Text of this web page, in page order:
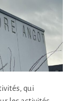
qui